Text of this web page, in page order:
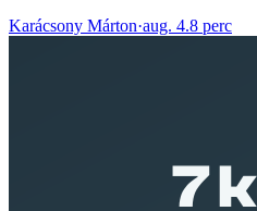
Karácsony Márton·aug. 4.8 perc